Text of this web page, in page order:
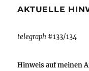
AKTUELLE
telegraph #133/134
Hinweis auf meinen